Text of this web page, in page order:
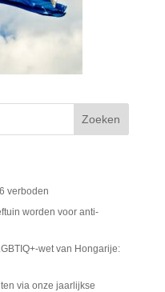
verboden
worden voor anti-
wet van Hongarije:
via onze jaarlijkse